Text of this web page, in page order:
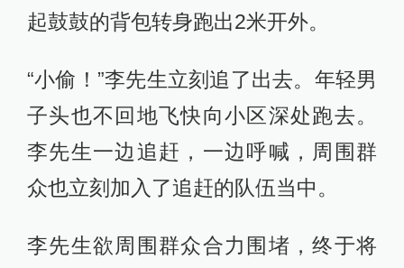
起鼓鼓的背包转身跑出2米开外。
“小偷！”李先生立刻追了出去。年轻男
子头也不回地飞快向小区深处跑去。
李先生一边追赶，一边呼喊，周围群
众也立刻加入了追赶的队伍当中。
李先生欲周围群众合力围堵，终于将